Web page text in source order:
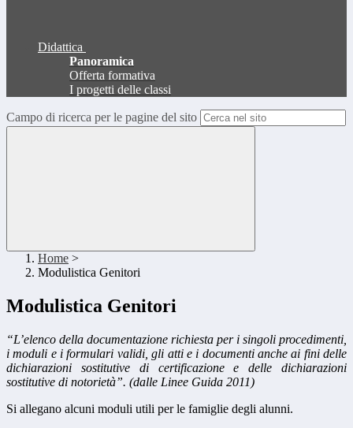
Didattica
Panoramica
Offerta formativa
I progetti delle classi
Campo di ricerca per le pagine del sito
Home >
Modulistica Genitori
Modulistica Genitori
“L’elenco della documentazione richiesta per i singoli procedimenti,
i moduli e i formulari validi, gli atti e i documenti anche ai fini delle
dichiarazioni sostitutive di certificazione e delle dichiarazioni
sostitutive di notorietà”. (dalle Linee Guida 2011)
Si allegano alcuni moduli utili per le famiglie degli alunni.